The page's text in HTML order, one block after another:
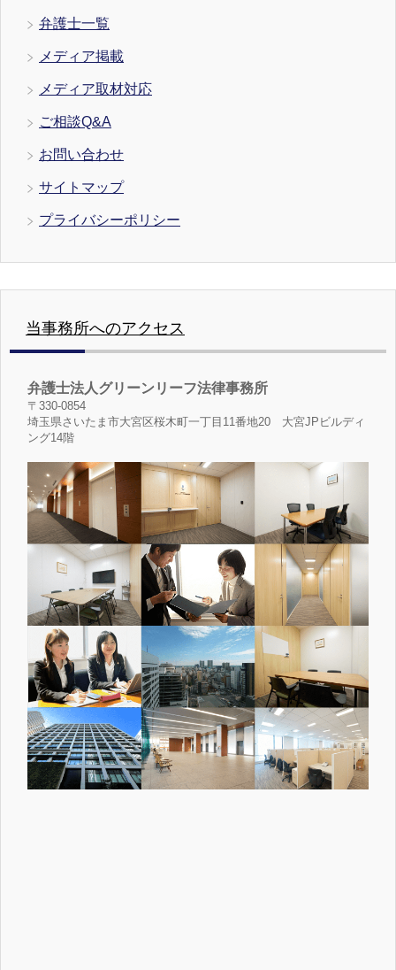
弁護士一覧
メディア掲載
メディア取材対応
ご相談Q&A
お問い合わせ
サイトマップ
プライバシーポリシー
当事務所へのアクセス
弁護士法人グリーンリーフ法律事務所
〒330-0854
埼玉県さいたま市大宮区桜木町一丁目11番地20 大宮JPビルディ
ング14階